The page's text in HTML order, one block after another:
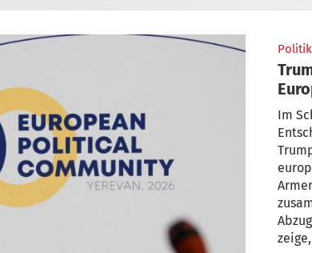
Politik
Im